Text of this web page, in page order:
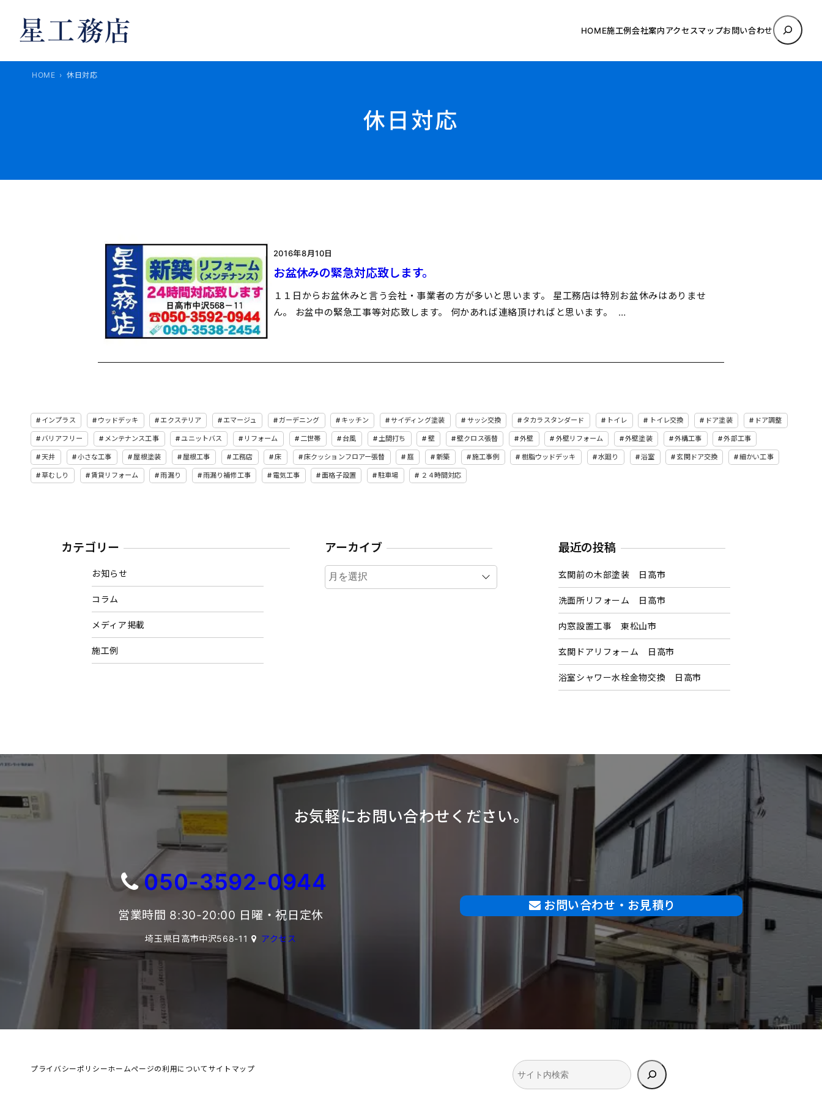
ス
HOME施工例会社案内アクセスマップお問い合わせ
検
索
休日対応
HOME 休日対応
2016年8月10日
お盆休みの緊急対応致します。
１１日からお盆休みと言う会社・事業者の方が多いと思います。 星工務店は特別お盆休みはありませ
ん。 お盆中の緊急工事等対応致します。 何かあれば連絡頂ければと思います。 …
インプラス ウッドデッキ エクステリア エマージュ ガーデニング キッチン サイディング塗装 サッシ交換 タカラスタンダード トイレ トイレ交換 ドア塗装 ドア調整
バリアフリー メンテナンス工事 ユニットバス リフォーム 二世帯 台風 土間打ち 壁 壁クロス張替 外壁 外壁リフォーム 外壁塗装 外構工事 外部工事
天井 小さな工事 屋根塗装 屋根工事 工務店 床 床クッションフロアー張替 庭 新築 施工事例 樹脂ウッドデッキ 水廻り 浴室 玄関ドア交換 細かい工事
草むしり 賃貸リフォーム 雨漏り 雨漏り補修工事 電気工事 面格子設置 駐車場 ２４時間対応
カテゴリー
お知らせ
コラム
メディア掲載
施工例
アーカイブ
ア
ー
最近の投稿
玄関前の木部塗装 日高市
洗面所リフォーム 日高市
内窓設置工事 東松山市
玄関ドアリフォーム 日高市
浴室シャワー水栓金物交換 日高市
お気軽にお問い合わせください。
050-3592-0944
営業時間 8:30-20:00 日曜・祝日定休
埼玉県日高市中沢568-11 アクセス
お問い合わせ・お見積り
プライバシーポリシーホームページの利用について サイトマップ
検
索